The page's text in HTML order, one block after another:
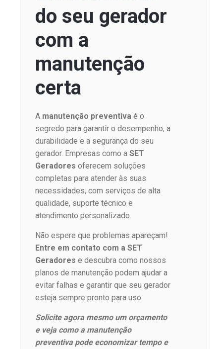
do seu gerador
com a
manutenção
certa
A manutenção preventiva é o
segredo para garantir o desempenho, a
durabilidade e a segurança do seu
gerador. Empresas como a SET
Geradores oferecem soluções
completas para atender às suas
necessidades, com serviços de alta
qualidade, suporte técnico e
atendimento personalizado.
Não espere que problemas apareçam!
Entre em contato com a SET
Geradores e descubra como nossos
planos de manutenção podem ajudar a
evitar falhas e garantir que seu gerador
esteja sempre pronto para uso.
Solicite agora mesmo um orçamento
e veja como a manutenção
preventiva pode economizar tempo e